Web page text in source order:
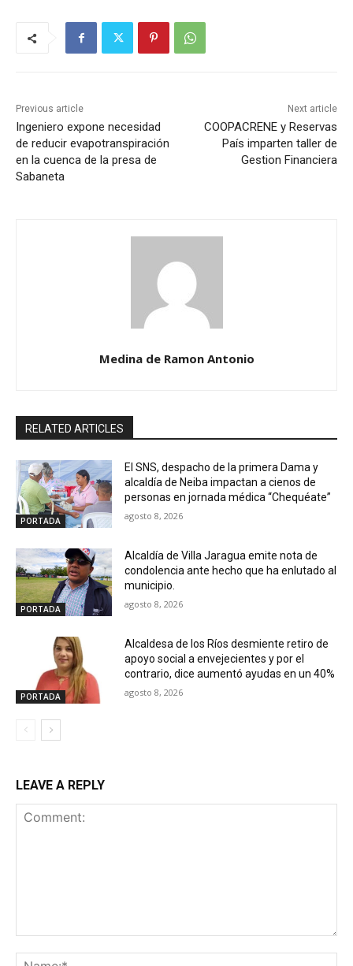
Previous article
Ingeniero expone necesidad
de reducir evapotranspiración
en la cuenca de la presa de
Sabaneta
Next article
COOPACRENE y Reservas
País imparten taller de
Gestion Financiera
Medina de Ramon Antonio
RELATED ARTICLES
PORTADA
El SNS, despacho de la primera Dama y
alcaldía de Neiba impactan a cienos de
personas en jornada médica “Chequéate”
agosto 8, 2026
PORTADA
Alcaldía de Villa Jaragua emite nota de
condolencia ante hecho que ha enlutado al
municipio.
agosto 8, 2026
PORTADA
Alcaldesa de los Ríos desmiente retiro de
apoyo social a envejecientes y por el
contrario, dice aumentó ayudas en un 40%
agosto 8, 2026
LEAVE A REPLY